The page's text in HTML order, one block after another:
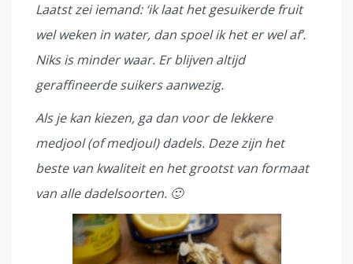
Laatst zei iemand: ‘ik laat het gesuikerde fruit
wel weken in water, dan spoel ik het er wel af’.
Niks is minder waar. Er blijven altijd
geraffineerde suikers aanwezig.
Als je kan kiezen, ga dan voor de lekkere
medjool (of medjoul) dadels. Deze zijn het
beste van kwaliteit en het grootst van formaat
van alle dadelsoorten. 🙂